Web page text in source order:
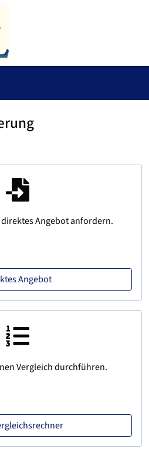
Angebot anfordern.
Angebot
Vergleich durchführen.